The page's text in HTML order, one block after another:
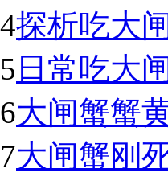
4探析吃大
5 日常吃大
6大闸蟹蟹
7大闸蟹刚